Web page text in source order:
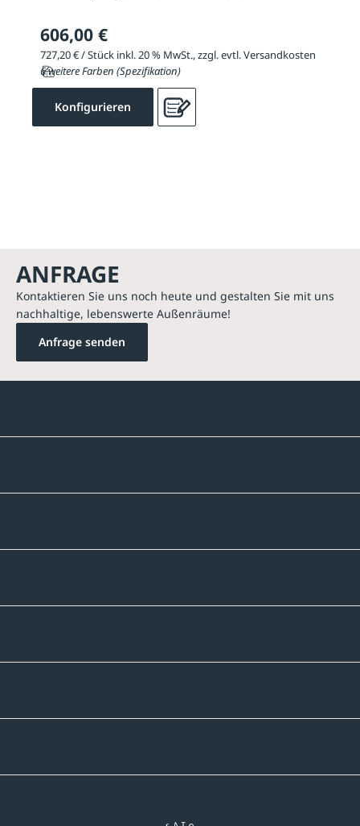
606,00 €
727,20 € / Stück inkl. 20 % MwSt., zzgl. evtl. Versandkosten
6 weitere Farben (Spezifikation)
Konfigurieren
ANFRAGE
Kontaktieren Sie uns noch heute und gestalten Sie mit uns
nachhaltige, lebenswerte Außenräume!
Anfrage senden